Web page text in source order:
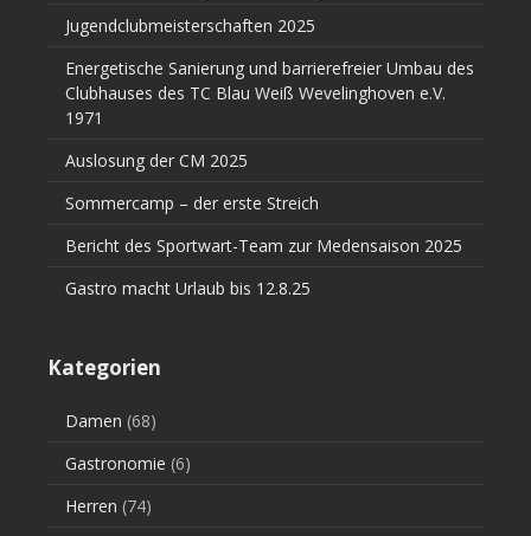
Jugendclubmeisterschaften 2025
Energetische Sanierung und barrierefreier Umbau des
Clubhauses des TC Blau Weiß Wevelinghoven e.V.
1971
Auslosung der CM 2025
Sommercamp – der erste Streich
Bericht des Sportwart-Team zur Medensaison 2025
Gastro macht Urlaub bis 12.8.25
Kategorien
Damen (68)
Gastronomie (6)
Herren (74)